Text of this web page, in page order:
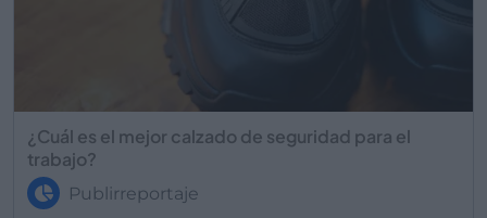
¿Cuál es el mejor calzado de seguridad para el
trabajo?
Publirreportaje